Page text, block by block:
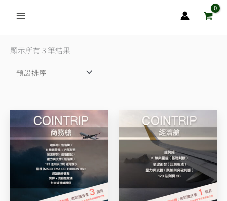
主
顯示所有 3 筆結果